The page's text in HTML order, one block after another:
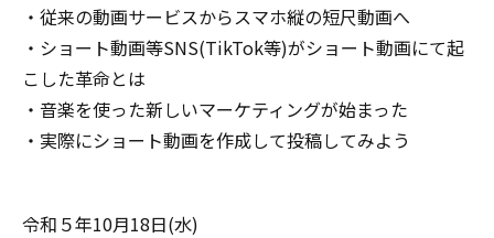
・従来の動画サービスからスマホ縦の短尺動画へ
・ショート動画等SNS(TikTok等)がショート動画にて起
こした革命とは
・音楽を使った新しいマーケティングが始まった
・実際にショート動画を作成して投稿してみよう
令和５年10月18日(水)